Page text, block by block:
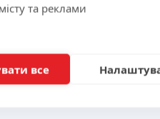
та реклами
все